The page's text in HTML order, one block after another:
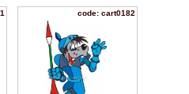
code: cart0182